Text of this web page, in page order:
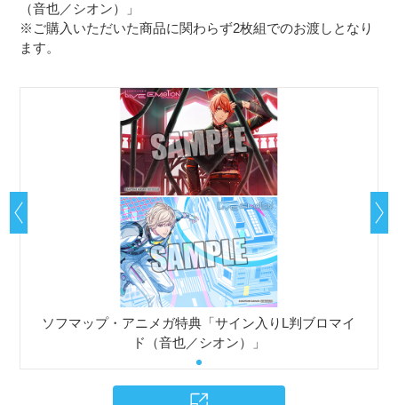
（音也／シオン）」
※ご購入いただいた商品に関わらず2枚組でのお渡しとなり
ます。
ソフマップ・アニメガ特典「サイン入りL判ブロマイ
ド（音也／シオン）」